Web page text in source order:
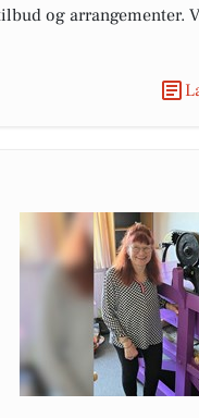
og arrangementer.